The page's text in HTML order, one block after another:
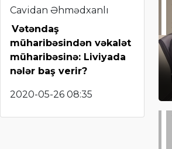
Cavidan Əhmədxanlı
Vətəndaş
müharibəsindən vəkalət
müharibəsinə: Liviyada
nələr baş verir?
2020-05-26 08:35